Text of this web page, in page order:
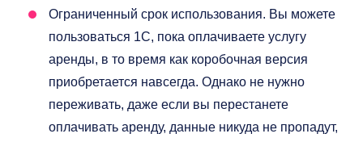
Ограниченный срок использования. Вы можете
пользоваться 1С, пока оплачиваете услугу
аренды, в то время как коробочная версия
приобретается навсегда. Однако не нужно
переживать, даже если вы перестанете
оплачивать аренду, данные никуда не пропадут,